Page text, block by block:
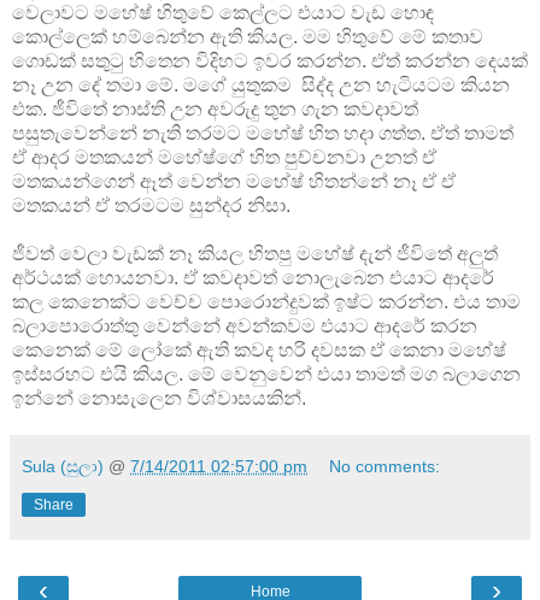
වෙලාවට මහේෂ් හිතුවේ කෙල්ලට එයාට වැඩ හොඳ
කොල්ලෙක් හම්බෙන්න ඇති කියල. මම හිතුවේ මේ කතාව
ගොඩක් සතුටු හිතෙන විදිහට ඉවර කරන්න. ඒත් කරන්න දෙයක්
නෑ උන දේ තමා මේ. මගේ යුතුකම සිද්ද උන හැටියටම කියන
එක. ජීවිතේ නාස්ති උන අවරුදු තුන ගැන කවදාවත්
පසුතැවෙන්නේ නැති තරමට මහේෂ් හිත හදා ගත්ත. ඒත් තාමත්
ඒ ආදර මතකයන් මහේෂ්ගේ හිත පුච්චනවා උනත් ඒ
මතකයන්ගෙන් ඈත් වෙන්න මහේෂ් හිතන්නේ නෑ ඒ ඒ
මතකයන් ඒ තරමටම සුන්දර නිසා.
ජීවත් වෙලා වැඩක් නෑ කියල හිතපු මහේෂ් දැන් ජීවිතේ අලුත්
අර්ථයක් හොයනවා. ඒ කවදාවත් නොලැබෙන එයාට ආදරේ
කල කෙනෙක්ට වෙච්ච පොරොන්දුවක් ඉෂ්ට කරන්න. එය තාම
බලාපොරොත්තු වෙන්නේ අවන්කවම එයාට ආදරේ කරන
කෙනෙක් මේ ලෝකේ ඇති කවද හරි දවසක ඒ කෙනා මහේෂ්
ඉස්සරහට එයි කියල. මේ වෙනුවෙන් එයා තාමත් මග බලාගෙන
ඉන්නේ නොසැලෙන විශ්වාසයකින්.
Sula (සුලා) @ 7/14/2011 02:57:00 pm No comments:
Share
‹ ›
Home